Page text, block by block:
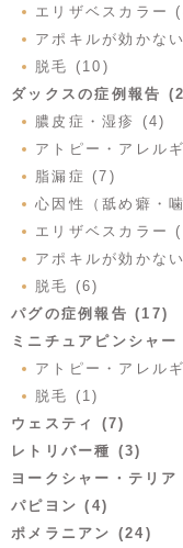
エリザベスカラー
アポキルが効かな
脱毛 (10)
ダックスの症例報告
膿皮症・湿疹 (4)
アトピー・アレル
脂漏症 (7)
心因性（舐め癖・
エリザベスカラー
アポキルが効かな
脱毛 (6)
パグの症例報告 (17)
ミニチュアピンシャ
アトピー・アレル
脱毛 (1)
ウェスティ (7)
レトリバー種 (3)
ヨークシャー・テリ
パピヨン (4)
ポメラニアン (24)